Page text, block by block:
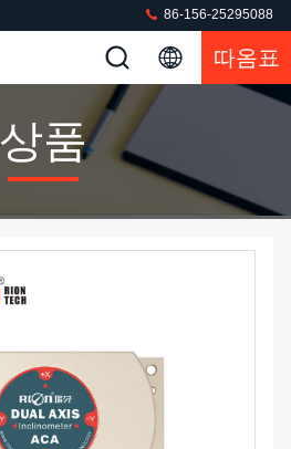
86-156-25295088
따옴표
상품